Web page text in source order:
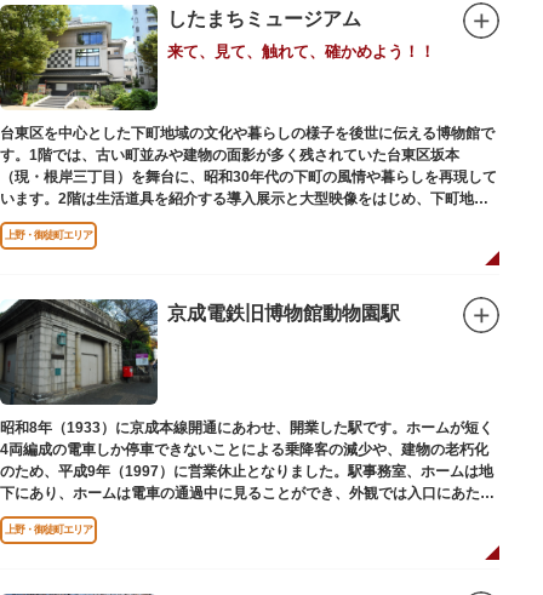
したまちミュージアム
来て、見て、触れて、確かめよう！！
台東区を中心とした下町地域の文化や暮らしの様子を後世に伝える博物館で
す。1階では、古い町並みや建物の面影が多く残されていた台東区坂本
（現・根岸三丁目）を舞台に、昭和30年代の下町の風情や暮らしを再現して
います。2階は生活道具を紹介する導入展示と大型映像をはじめ、下町地域
の歴史や出来事をたどることのできる資料を展示しています。また3階には
企画展示室と、道具や玩具を体験し、調べることができるしたまち情報コー
上野・御徒町エリア
京成電鉄旧博物館動物園駅
昭和8年（1933）に京成本線開通にあわせ、開業した駅です。ホームが短く
4両編成の電車しか停車できないことによる乗降客の減少や、建物の老朽化
のため、平成9年（1997）に営業休止となりました。駅事務室、ホームは地
下にあり、ホームは電車の通過中に見ることができ、外観では入口にあたる
建物を見ることができます。
上野・御徒町エリア